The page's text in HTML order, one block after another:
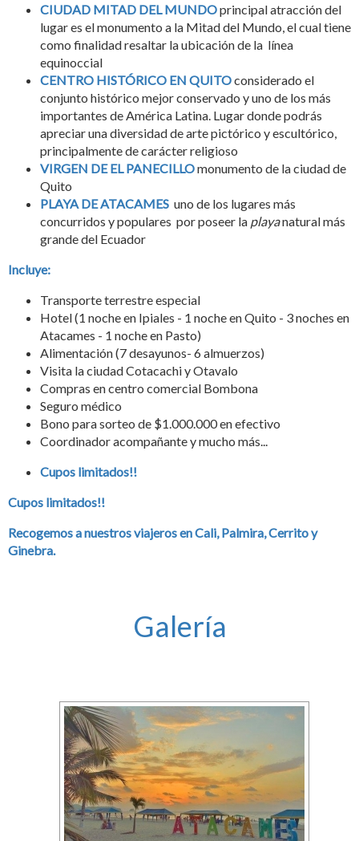
CIUDAD MITAD DEL MUNDOprincipal atracción del
lugar es el monumento a la Mitad del Mundo, el cual tiene
como finalidad resaltar la ubicación de la línea
equinoccial
CENTRO HISTÓRICO EN QUITOconsiderado el
conjunto histórico mejor conservado y uno de los más
importantes de América Latina. Lugar donde podrás
apreciar una diversidad de arte pictórico y escultórico,
principalmente de carácter religioso
VIRGEN DE EL PANECILLOmonumento de la ciudad de
Quito
PLAYA DE ATACAMES uno de los lugares más
concurridos y populares por poseer la playanatural más
grande del Ecuador
Incluye:
Transporte terrestre especial
Hotel (1 noche en Ipiales - 1 noche en Quito - 3 noches en
Atacames - 1 noche en Pasto)
Alimentación (7 desayunos- 6 almuerzos)
Visita la ciudad Cotacachi y Otavalo
Compras en centro comercial Bombona
Seguro médico
Bono para sorteo de $1.000.000 en efectivo
Coordinador acompañante y mucho más...
Cupos limitados!!
Cupos limitados!!
Recogemos a nuestros viajeros en Cali, Palmira, Cerrito y
Ginebra.
Galería